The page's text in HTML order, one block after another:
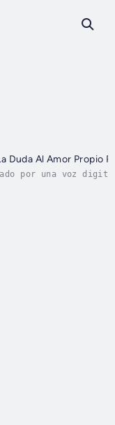
Duda Al Amor Propio
por una voz